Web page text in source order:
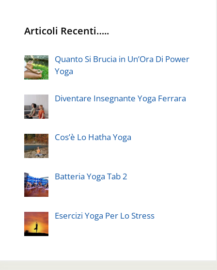
Articoli Recenti…..
Quanto Si Brucia in Un’Ora Di Power
Yoga
Diventare Insegnante Yoga Ferrara
Cos’è Lo Hatha Yoga
Batteria Yoga Tab 2
Esercizi Yoga Per Lo Stress